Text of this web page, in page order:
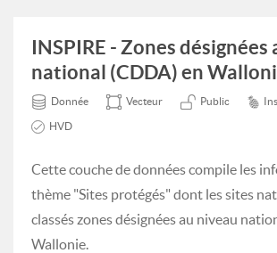
INSPIRE - Zones désignées
national (CDDA) en
Donnée Vecteur Public
HVD
Cette couche de données compile les
thème "Sites protégés" dont les sites
classés zones désignées au niveau
Wallonie.